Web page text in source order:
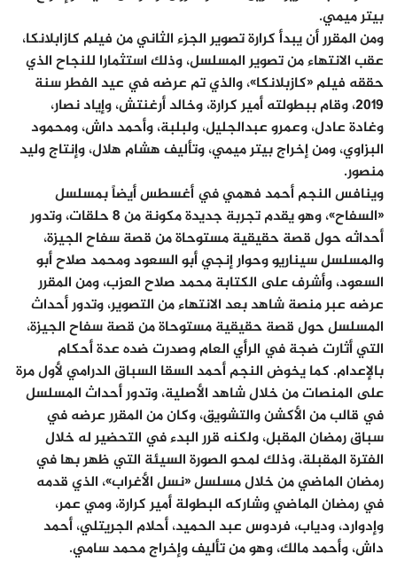
بيتر ميمي.
ومن المقرر أن يبدأ كرارة تصوير الجزء الثاني من فيلم كازابلانكا،
عقب الانتهاء من تصوير المسلسل، وذلك استثمارا للنجاح الذي
حققه فيلم «كازبلانكا»، والذي تم عرضه في عيد الفطر سنة
2019، وقام ببطولته أمير كرارة، وخالد أرغنتش، وإياد نصار،
وغادة عادل، وعمرو عبدالجليل، ولبلبة، وأحمد داش، ومحمود
البزاوي، ومن إخراج بيتر ميمي، وتأليف هشام هلال، وإنتاج وليد
منصور.
وينافس النجم أحمد فهمي في أغسطس أيضاً بمسلسل
«السفاح»، وهو يقدم تجربة جديدة مكونة من 8 حلقات، وتدور
أحداثه حول قصة حقيقية مستوحاة من قصة سفاح الجيزة،
والمسلسل سيناريو وحوار إنجي أبو السعود ومحمد صلاح أبو
السعود، وأشرف على الكتابة محمد صلاح العزب، ومن المقرر
عرضه عبر منصة شاهد بعد الانتهاء من التصوير، وتدور أحداث
المسلسل حول قصة حقيقية مستوحاة من قصة سفاح الجيزة،
التي أثارت ضجة في الرأي العام وصدرت ضده عدة أحكام
بالإعدام. كما يخوض النجم أحمد السقا السباق الدرامي لأول مرة
على المنصات من خلال شاهد الأصلية، وتدور أحداث المسلسل
في قالب من الأكشن والتشويق، وكان من المقرر عرضه في
سباق رمضان المقبل، ولكنه قرر البدء في التحضير له خلال
الفترة المقبلة، وذلك لمحو الصورة السيئة التي ظهر بها في
رمضان الماضي من خلال مسلسل «نسل الأغراب»، الذي قدمه
في رمضان الماضي وشاركه البطولة أمير كرارة، ومي عمر،
وإدوارد، ودياب، فردوس عبد الحميد، أحلام الجريتلي، أحمد
داش، وأحمد مالك، وهو من تأليف وإخراج محمد سامي.